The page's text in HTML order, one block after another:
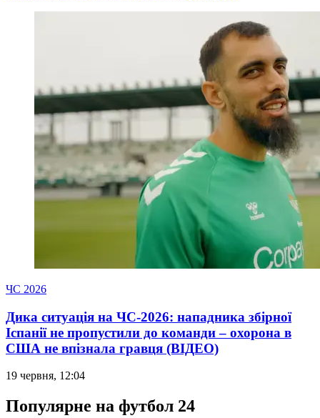
ЧС 2026
Дика ситуація на ЧС-2026: нападника збірної
Іспанії не пропустили до команди – охорона в
США не впізнала гравця (ВІДЕО)
19 червня, 12:04
Популярне на футбол 24